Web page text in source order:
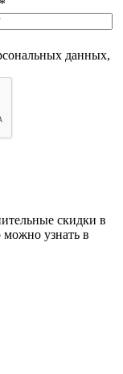
данных,
скидки в
можно узнать в